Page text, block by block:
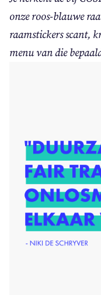
onze roos-blau­we
raam­stic­kers scant,
menu van die